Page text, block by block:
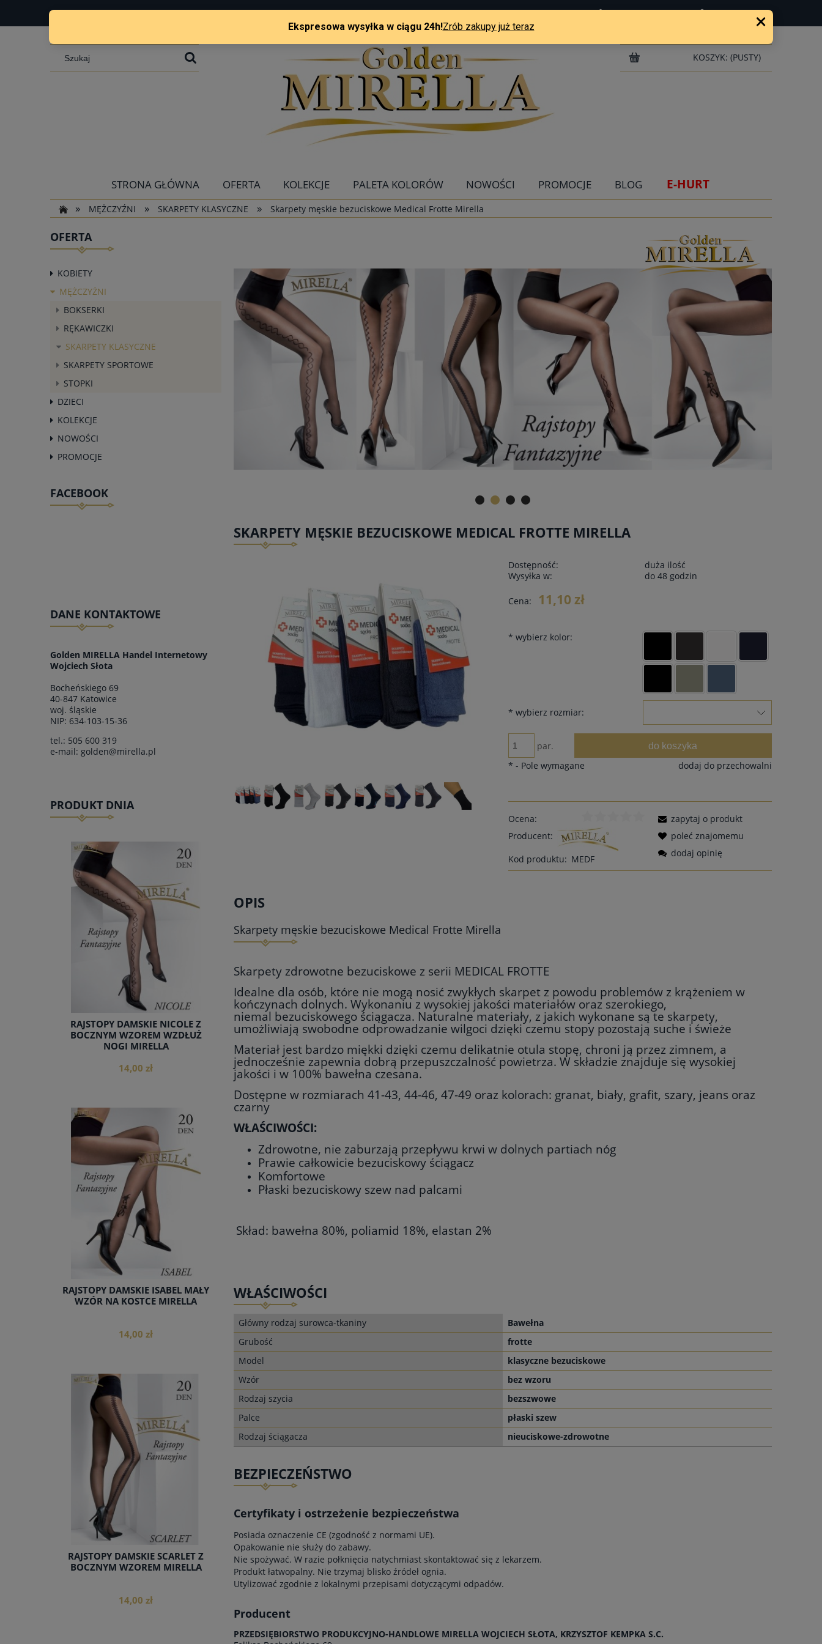
KOSZYK: (PUSTY)
STRONA GŁÓWNA OFERTA KOLEKCJE PALETA KOLORÓW NOWOŚCI PROMOCJE BLOG E-HURT
KONTAKT
» MĘŻCZYŹNI » SKARPETY KLASYCZNE » Skarpety męskie bezuciskowe Medical Frotte Mirella
OFERTA
KOBIETY
MĘŻCZYŹNI
BOKSERKI
RĘKAWICZKI
SKARPETY KLASYCZNE
SKARPETY SPORTOWE
STOPKI
DZIECI
KOLEKCJE
NOWOŚCI
PROMOCJE
FACEBOOK
DANE KONTAKTOWE
Golden MIRELLA Handel Internetowy
Wojciech Słota
Bocheńskiego 69
40-847 Katowice
woj. śląskie
NIP: 634-103-15-36
tel.: 505 600 319
e-mail: golden@mirella.pl
PRODUKT DNIA
RAJSTOPY DAMSKIE NICOLE Z
BOCZNYM WZOREM WZDŁUŻ
NOGI MIRELLA
14,00 zł
do koszyka
RAJSTOPY DAMSKIE ISABEL MAŁY
WZÓR NA KOSTCE MIRELLA
14,00 zł
do koszyka
RAJSTOPY DAMSKIE SCARLET Z
BOCZNYM WZOREM MIRELLA
14,00 zł
SKARPETY MĘSKIE BEZUCISKOWE MEDICAL FROTTE MIRELLA
Dostępność:
duża ilość
Wysyłka w:
do 48 godzin
Cena: 11,10 zł
* wybierz kolor:
* wybierz rozmiar:
par. do koszyka
dodaj do przechowalni
* - Pole wymagane
Ocena:
Producent:
Kod produktu: MEDF
zapytaj o produkt
poleć znajomemu
dodaj opinię
OPIS
Skarpety męskie bezuciskowe Medical Frotte Mirella
Skarpety zdrowotne bezuciskowe z serii MEDICAL FROTTE
Idealne dla osób, które nie mogą nosić zwykłych skarpet z powodu problemów z krążeniem w
kończynach dolnych. Wykonaniu z wysokiej jakości materiałów oraz szerokiego,
niemal bezuciskowego ściągacza. Naturalne materiały, z jakich wykonane są te skarpety,
umożliwiają swobodne odprowadzanie wilgoci dzięki czemu stopy pozostają suche i świeże
Materiał jest bardzo miękki dzięki czemu delikatnie otula stopę, chroni ją przez zimnem, a
jednocześnie zapewnia dobrą przepuszczalność powietrza. W składzie znajduje się wysokiej
jakości i w 100% bawełna czesana.
Dostępne w rozmiarach 41-43, 44-46, 47-49 oraz kolorach: granat, biały, grafit, szary, jeans oraz
czarny
WŁAŚCIWOŚCI:
Zdrowotne, nie zaburzają przepływu krwi w dolnych partiach nóg
Prawie całkowicie bezuciskowy ściągacz
Komfortowe
Płaski bezuciskowy szew nad palcami
Skład: bawełna 80%, poliamid 18%, elastan 2%
WŁAŚCIWOŚCI
Główny rodzaj surowca-tkaniny
Bawełna
Grubość
frotte
Model
klasyczne bezuciskowe
Wzór
bez wzoru
Rodzaj szycia
bezszwowe
Palce
płaski szew
Rodzaj ściągacza
nieuciskowe-zdrowotne
BEZPIECZEŃSTWO
Certyfikaty i ostrzeżenie bezpieczeństwa
Posiada oznaczenie CE (zgodność z normami UE).
Opakowanie nie służy do zabawy.
Nie spożywać. W razie połknięcia natychmiast skontaktować się z lekarzem.
Produkt łatwopalny. Nie trzymaj blisko źródeł ognia.
Utylizować zgodnie z lokalnymi przepisami dotyczącymi odpadów.
Producent
PRZEDSIĘBIORSTWO PRODUKCYJNO-HANDLOWE MIRELLA WOJCIECH SŁOTA, KRZYSZTOF KEMPKA S.C.